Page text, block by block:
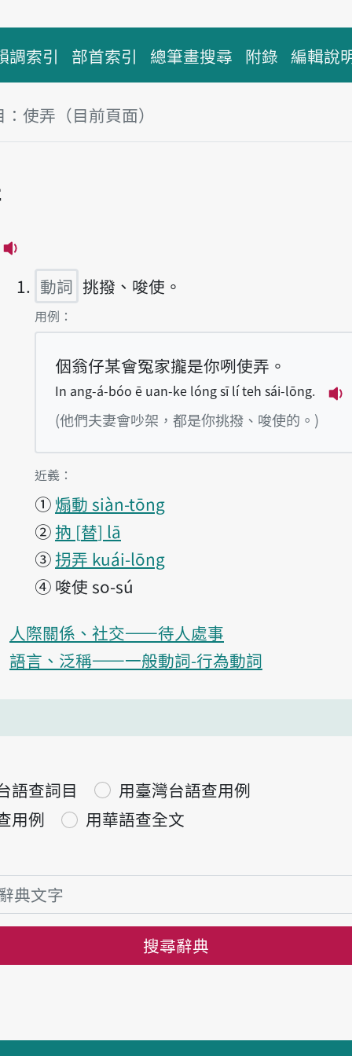
調索引 部首索引 總筆畫搜尋 附錄 編輯說
使弄（目前頁面）
動詞 挑撥、唆使。
第1項釋義的
用例：
𪜶翁仔某會冤家攏是你咧使弄。
In ang-á-bóo ē uan-ke lóng sī lí teh sái-lōng.
(他們夫妻會吵架，都是你挑撥、唆使的。)
第1項釋義的
近義：
① 煽動 siàn-tōng
②抐 替 lā
③拐弄 kuái-lōng
④ 唆使 so-sú
人際關係、社交——待人處事
語言、泛稱——一般動詞-行為動詞
語查詞目
用臺灣台語查用例
用例
用華語查全文
搜尋辭典